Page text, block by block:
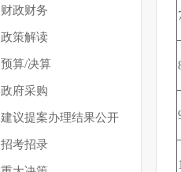
财政财务
政策解读
预算/决算
政府采购
建议提案办理结果公开
招考招录